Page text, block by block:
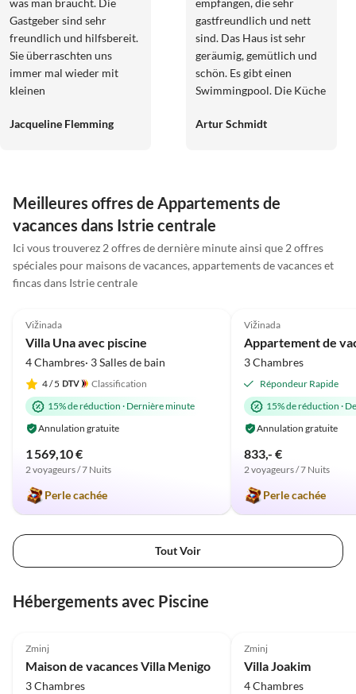
was man braucht. Die
Gastgeber sind sehr
freundlich und hilfsbereit.
Sie überraschten uns
immer mal wieder mit
kleinen
kommen auf jeden Fall
Jacqueline Flemming
empfangen, die sehr
gastfreundlich und nett
sind. Das Haus ist sehr
geräumig, gemütlich und
schön. Es gibt einen
Swimmingpool. Die Küche
und komfortabel. Es gibt
oder alleine ;) Die Zimmer
sind auch gemütlich guten
Betten. Es fehlt wirklich an
nichts! Daumen hoch
Artur Schmidt
Meilleures offres de Appartements de
vacances dans Istrie centrale
Ici vous trouverez 2 offres de dernière minute ainsi que 2 offres
spéciales pour maisons de vacances, appartements de vacances et
fincas dans Istrie centrale
Vižinada
Villa Una avec piscine
4 Chambres· 3 Salles de bain
4/ 5
Classification
15% de réduction · Dernière minute
Annulation gratuite
1 569,10 €
2 voyageurs / 7 Nuits
Perle cachée
Vižinada
3 Chambres
Répondeur Rapide
15% de réduction ·
Annulation gratuite
833,- €
2 voyageurs / 7 Nuits
Perle cachée
Tout Voir
Hébergements avec Piscine
Zminj
Maison de vacances Villa Menigo
3 Chambres
Zminj
Villa Joakim
4 Chambres